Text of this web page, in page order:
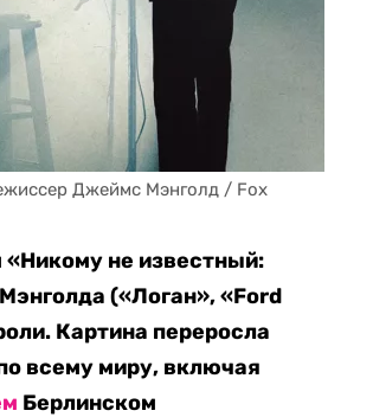
Джеймс Мэнголд / Fox
не известный:
(«Логан», «Ford
Картина переросла
всему миру, включая
Берлинском